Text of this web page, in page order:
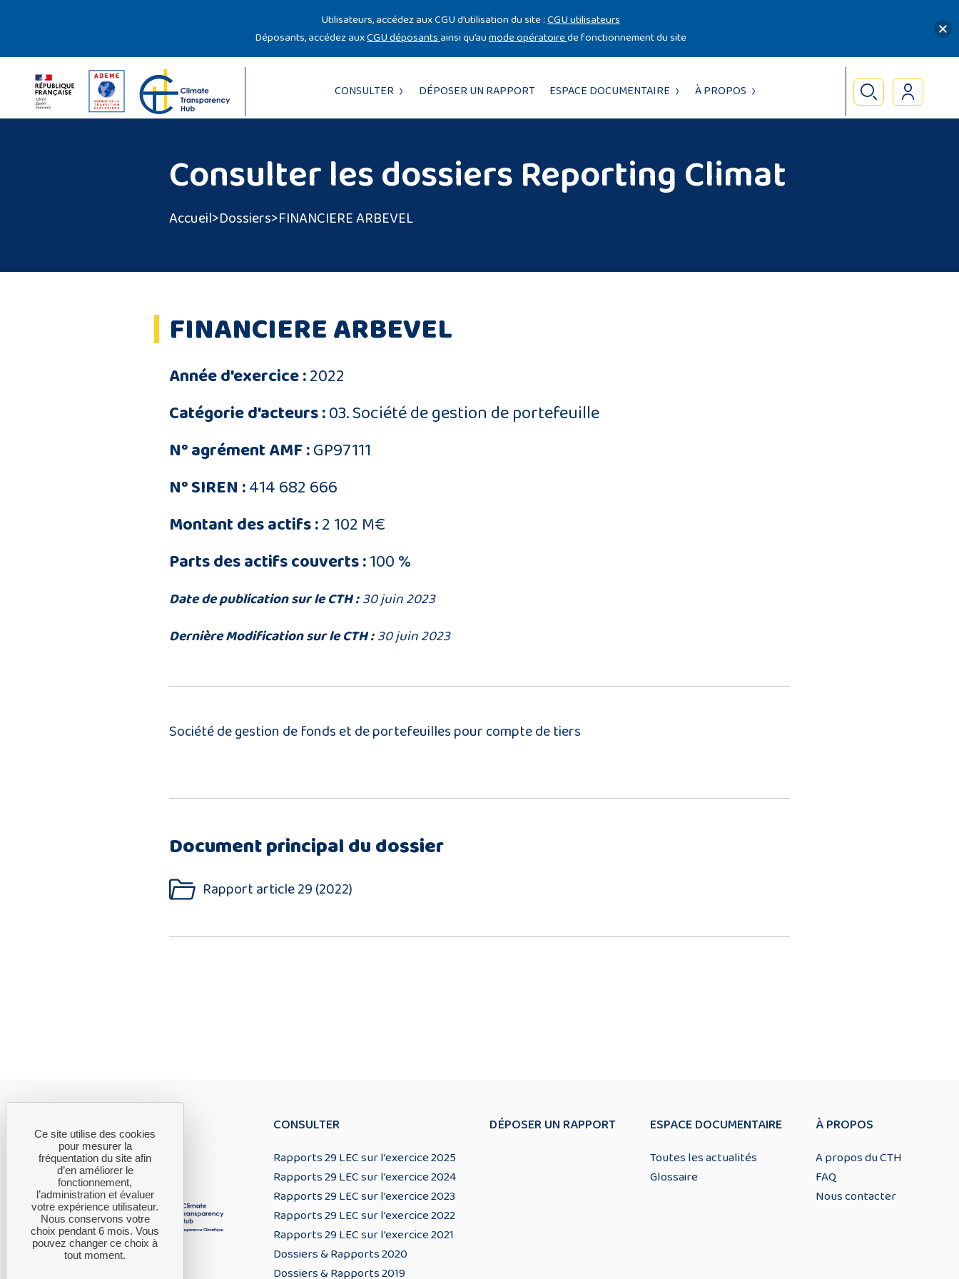
CONSULTER DÉPOSER UN RAPPORT ESPACE DOCUMENTAIRE À PROPOS
Consulter les dossiers Reporting Climat
Accueil>Dossiers>FINANCIERE ARBEVEL
FINANCIERE ARBEVEL
Année d'exercice :2022
Catégorie d'acteurs :03. Société de gestion de portefeuille
N° agrément AMF :GP97111
N° SIREN :414 682 666
Montant des actifs :2 102 M€
Parts des actifs couverts :100 %
Date de publication sur le CTH : 30 juin 2023
Dernière Modification sur le CTH : 30 juin 2023
Société de gestion de fonds et de portefeuilles pour compte de tiers
Document principal du dossier
Rapport article 29 (2022)
Utilisateurs, accédez aux CGU d’utilisation du site :CGU utilisateurs
Déposants, accédez auxCGU déposantsainsi qu’aumode opératoirede fonctionnement du site
CONSULTER
Rapports 29 LEC sur l’exercice 2025
Rapports 29 LEC sur l’exercice 2024
Rapports 29 LEC sur l’exercice 2023
Rapports 29 LEC sur l’exercice 2022
Rapports 29 LEC sur l’exercice 2021
Dossiers & Rapports 2020
Dossiers & Rapports 2019
DÉPOSER UN RAPPORT ESPACE DOCUMENTAIRE
Toutes les actualités
Glossaire
À PROPOS
A propos du CTH
FAQ
Nous contacter
Ce site utilise des cookies
pour mesurer la
fréquentation du site afin
d’en améliorer le
fonctionnement,
l’administration et évaluer
votre expérience utilisateur.
Nous conservons votre
choix pendant 6 mois. Vous
pouvez changer ce choix à
tout moment.